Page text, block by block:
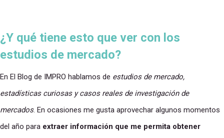
¿Y qué tiene esto que ver con los
estudios de mercado?
En El Blog de IMPRO hablamos de estudios de mercado,
estadísticas curiosas y casos reales de investigación de
mercados. En ocasiones me gusta aprovechar algunos momentos
del año para extraer información que me permita obtener